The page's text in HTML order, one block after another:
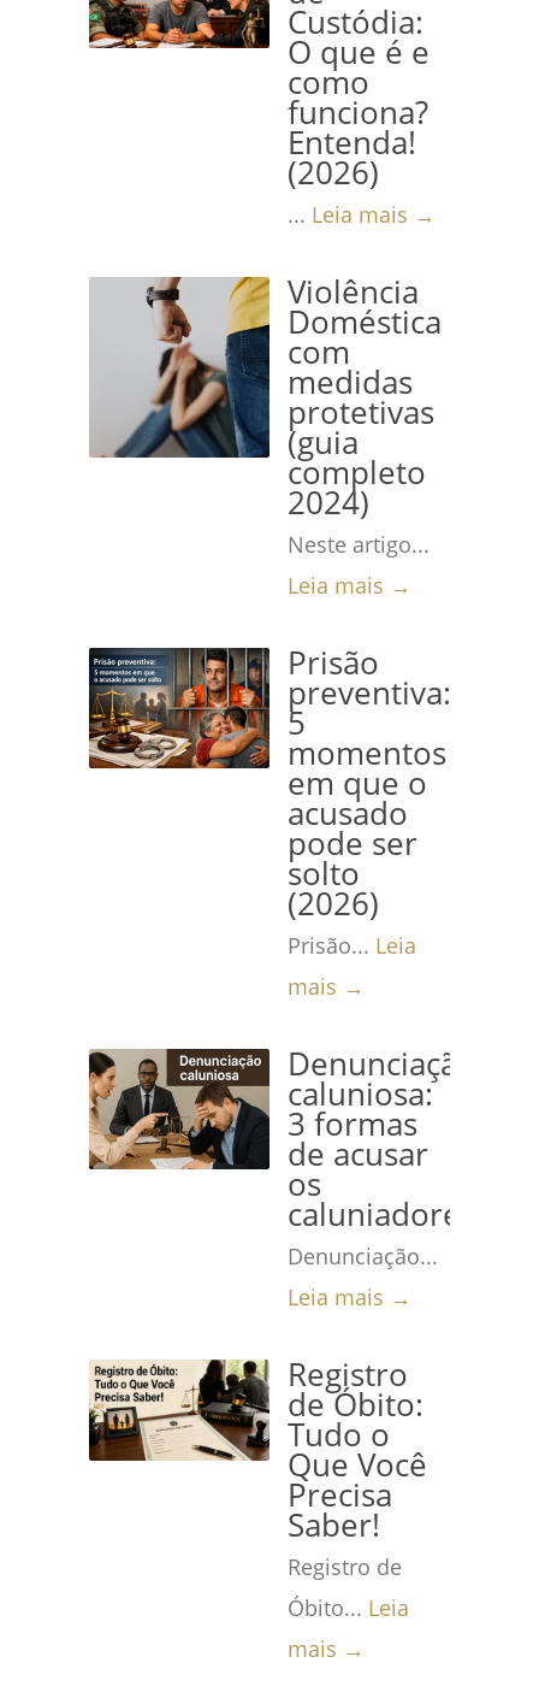
Custódia:
O que é e
como
funciona?
Entenda!
(2026)
... Leia mais →
Violência
Doméstica
com
medidas
protetivas
(guia
completo
2024)
Neste artigo...
Leia mais →
Prisão
preventiva:
5
momentos
em que o
acusado
pode ser
solto
(2026)
Prisão... Leia
mais →
Denunciação
caluniosa:
3 formas
de acusar
os
caluniadores
Denunciação...
Leia mais →
Registro
de Óbito:
Tudo o
Que Você
Precisa
Saber!
Registro de
Óbito... Leia
mais →